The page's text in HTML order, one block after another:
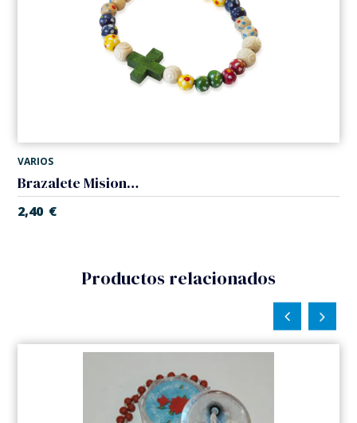
VARIOS
Brazalete Misionero. Elástico
2,40 €
Productos relacionados